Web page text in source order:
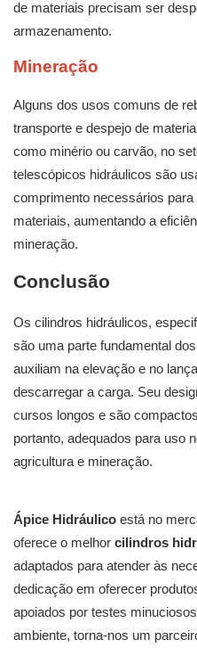
de materiais precisam ser
armazenamento.
Mineração
Alguns dos usos comuns de
transporte e despejo de
como minério ou carvão, no
telescópicos hidráulicos são
comprimento necessários
materiais, aumentando a
mineração.
Conclusão
Os cilindros hidráulicos,
são uma parte fundamental
auxiliam na elevação e no
descarregar a carga. Seu
cursos longos e são
portanto, adequados para uso
agricultura e mineração.
Ápice Hidráulico está no
oferece o melhor cilindros
adaptados para atender às
dedicação em oferecer
apoiados por testes
ambiente, torna-nos um